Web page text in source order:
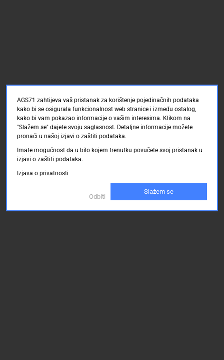
AGS71 zahtijeva vaš pristanak za korištenje pojedinačnih podataka
kako bi se osigurala funkcionalnost web stranice i između ostalog,
kako bi vam pokazao informacije o vašim interesima. Klikom na
"Slažem se" dajete svoju saglasnost. Detaljne informacije možete
pronaći u našoj izjavi o zaštiti podataka.
Imate mogućnost da u bilo kojem trenutku povučete svoj pristanak u
izjavi o zaštiti podataka.
Izjava o privatnosti
Odbiti
Slažem se